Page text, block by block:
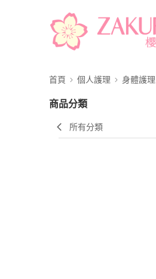
首頁 個人護理 身體護理
商品分類
所有分類